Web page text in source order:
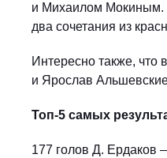
и Михаилом Мокиным.
два сочетания из
Интересно также, что
и Ярослав
Топ-5 самых
177 голов Д.